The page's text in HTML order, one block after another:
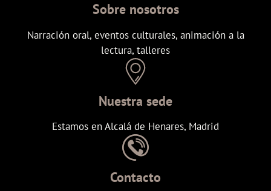
Sobre nosotros
Narración oral, eventos culturales, animación a la
lectura, talleres
Nuestra sede
Estamos en Alcalá de Henares, Madrid
Contacto